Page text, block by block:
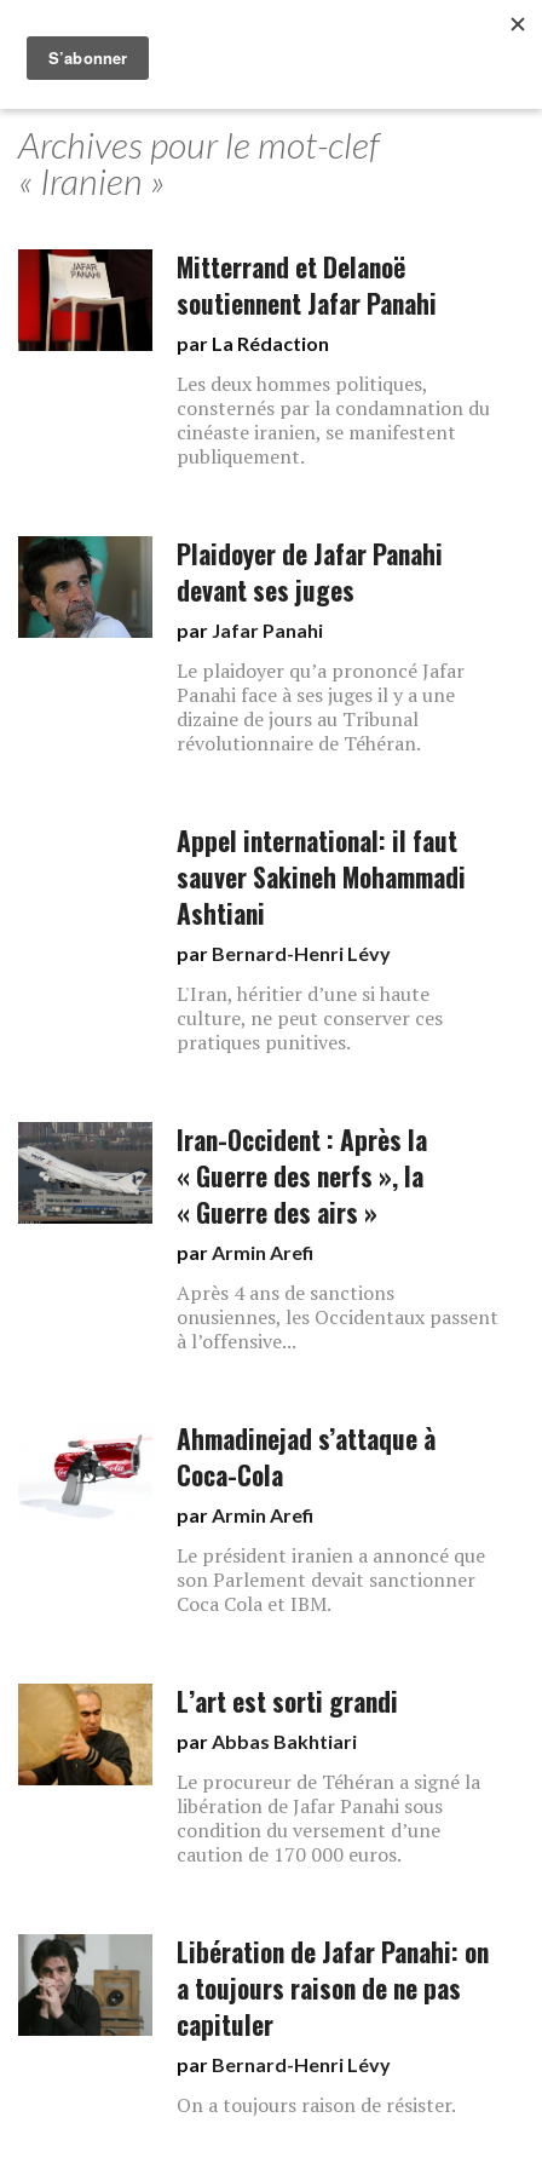
Archives pour le mot-clef
« Iranien »
Mitterrand et Delanoë
soutiennent Jafar Panahi
par La Rédaction
Les deux hommes politiques,
consternés par la condamnation du
cinéaste iranien, se manifestent
publiquement.
Plaidoyer de Jafar Panahi
devant ses juges
par Jafar Panahi
Le plaidoyer qu’a prononcé Jafar
Panahi face à ses juges il y a une
dizaine de jours au Tribunal
révolutionnaire de Téhéran.
Appel international: il faut
sauver Sakineh Mohammadi
Ashtiani
par Bernard-Henri Lévy
L'Iran, héritier d’une si haute
culture, ne peut conserver ces
pratiques punitives.
Iran-Occident : Après la
« Guerre des nerfs », la
« Guerre des airs »
parArmin Arefi
Après 4 ans de sanctions
onusiennes, les Occidentaux passent
à l’offensive...
Ahmadinejad s’attaque à
Coca-Cola
parArmin Arefi
Le président iranien a annoncé que
son Parlement devait sanctionner
Coca Cola et IBM.
L’art est sorti grandi
parAbbas Bakhtiari
Le procureur de Téhéran a signé la
libération de Jafar Panahi sous
condition du versement d’une
caution de 170 000 euros.
Libération de Jafar Panahi: on
a toujours raison de ne pas
capituler
par Bernard-Henri Lévy
On a toujours raison de résister.